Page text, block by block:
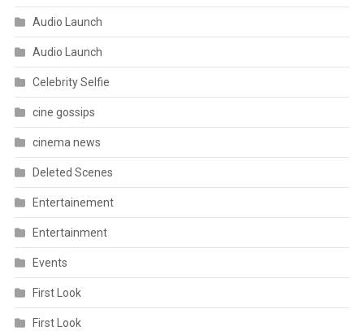
Audio Launch
Audio Launch
Celebrity Selfie
cine gossips
cinema news
Deleted Scenes
Entertainement
Entertainment
Events
First Look
First Look